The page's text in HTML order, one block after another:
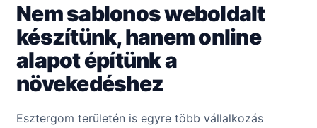
Nem sablonos weboldalt
készítünk, hanem online
alapot építünk a
növekedéshez
Esztergom területén is egyre több vállalkozás